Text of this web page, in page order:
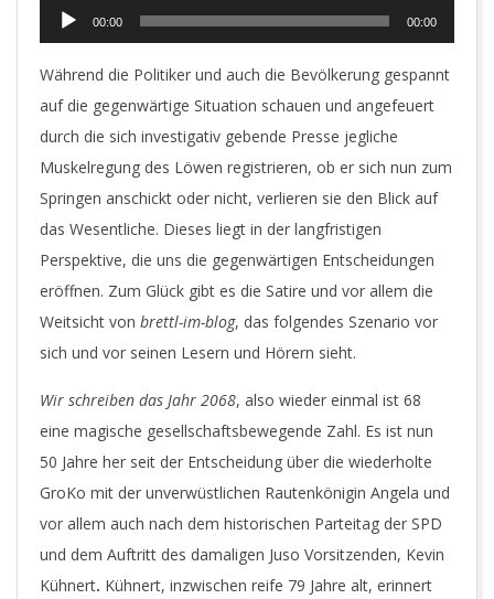
Audio-
Player
00:00 00:00
Während die Politiker und auch die Bevölkerung gespannt
auf die gegenwärtige Situation schauen und angefeuert
durch die sich investigativ gebende Presse jegliche
Muskelregung des Löwen registrieren, ob er sich nun zum
Springen anschickt oder nicht, verlieren sie den Blick auf
das Wesentliche. Dieses liegt in der langfristigen
Perspektive, die uns die gegenwärtigen Entscheidungen
eröffnen. Zum Glück gibt es die Satire und vor allem die
Weitsicht von brettl-im-blog, das folgendes Szenario vor
sich und vor seinen Lesern und Hörern sieht.
Wir schreiben das Jahr 2068, also wieder einmal ist 68
eine magische gesellschaftsbewegende Zahl. Es ist nun
50 Jahre her seit der Entscheidung über die wiederholte
GroKo mit der unverwüstlichen Rautenkönigin Angela und
vor allem auch nach dem historischen Parteitag der SPD
und dem Auftritt des damaligen Juso Vorsitzenden, Kevin
Kühnert. Kühnert, inzwischen reife 79 Jahre alt, erinnert